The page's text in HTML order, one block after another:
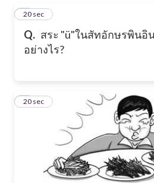
Q. สระ "ü"ในสัทอักษรพินอิ
อย่างไร?
3
20 sec
4
20 sec